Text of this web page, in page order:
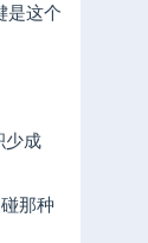
是这个
少成
那种